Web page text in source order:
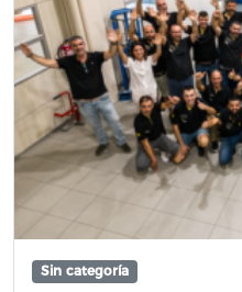
Sin categoría